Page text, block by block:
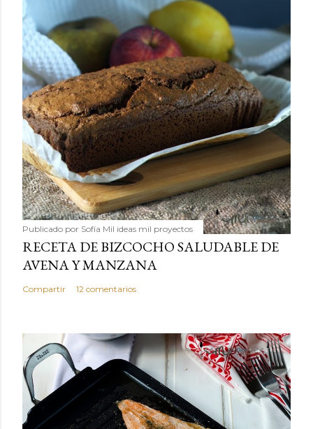
Publicado por Sofía Mil ideas mil proyectos
RECETA DE BIZCOCHO SALUDABLE DE
AVENA Y MANZANA
Compartir 12 comentarios